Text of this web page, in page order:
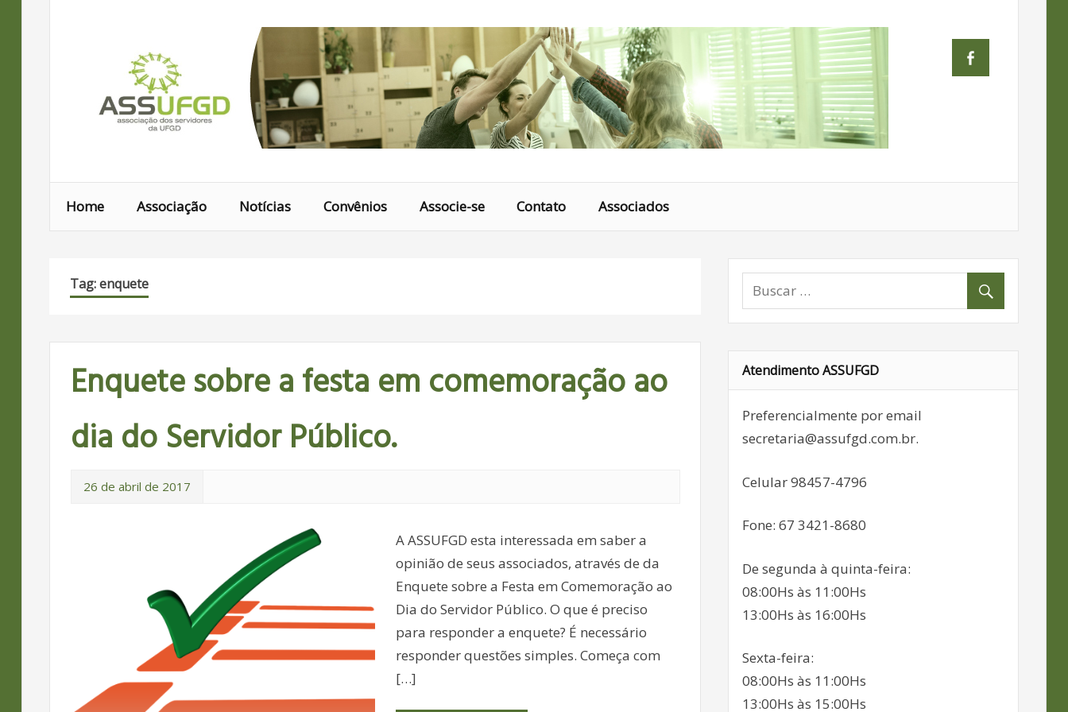
Home Associação Notícias Convênios Associe-se Contato Associados
Tag: enquete
Enquete sobre a festa em comemoração ao
dia do Servidor Público.
26 de abril de 2017
A ASSUFGD esta interessada em saber a
opinião de seus associados, através de da
Enquete sobre a Festa em Comemoração ao
Dia do Servidor Público. O que é preciso
para responder a enquete? É necessário
responder questões simples. Começa com
[…]
Atendimento ASSUFGD
Preferencialmente por email
secretaria@assufgd.com.br.
Celular 98457-4796
Fone: 67 3421-8680
De segunda à quinta-feira:
08:00Hs às 11:00Hs
13:00Hs às 16:00Hs
Sexta-feira:
08:00Hs às 11:00Hs
13:00Hs às 15:00Hs